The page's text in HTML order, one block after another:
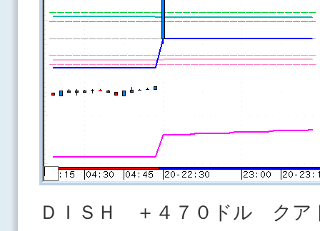
ＤＩＳＨ ＋４７０ドル クア